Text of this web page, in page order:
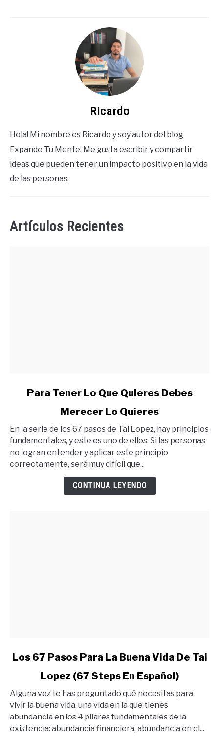
Ricardo
Hola! Mi nombre es Ricardo y soy autor del blog
Expande Tu Mente. Me gusta escribir y compartir
ideas que pueden tener un impacto positivo en la vida
de las personas.
Artículos Recientes
Tener
Lo
Que
Quieres
Para Tener Lo Que Quieres Debes
Merecer Lo Quieres
En la serie de los 67 pasos de Tai Lopez, hay principios
fundamentales, y este es uno de ellos. Si las personas
no logran entender y aplicar este principio
correctamente, será muy difícil que...
CONTINUA LEYENDO
link
67
Pasos
Para
Los 67 Pasos Para La Buena Vida De Tai
Lopez (67 Steps En Español)
Alguna vez te has preguntado qué necesitas para
vivir la buena vida, una vida en la que tienes
abundancia en los 4 pilares fundamentales de la
existencia: abundancia financiera, abundancia en el...